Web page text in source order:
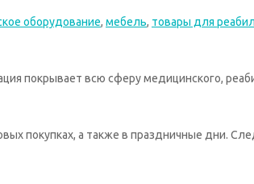
оборудование, мебель, товары для
покрывает всю сферу медицинского,
покупках, а также в праздничные дни.